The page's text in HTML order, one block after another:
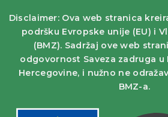
Disclaimer: Ova web stranica
podršku Evropske unije (EU) i
(BMZ). Sadržaj ove web
odgovornost Saveza zadruga u
Hercegovine, i nužno ne
BMZ-a.